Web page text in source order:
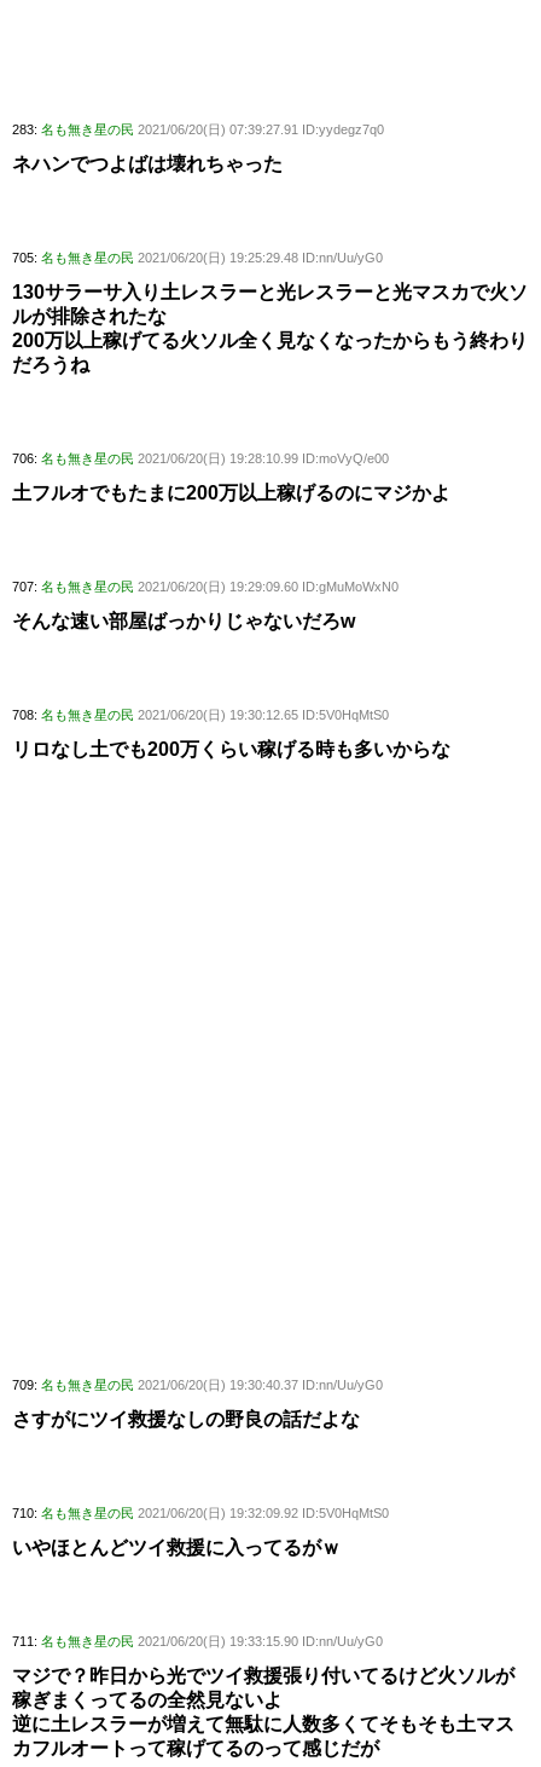
283: 名も無き星の民 2021/06/20(日) 07:39:27.91 ID:yydegz7q0
ネハンでつよばは壊れちゃった
705: 名も無き星の民 2021/06/20(日) 19:25:29.48 ID:nn/Uu/yG0
130サラーサ入り土レスラーと光レスラーと光マスカで火ソ
ルが排除されたな
200万以上稼げてる火ソル全く見なくなったからもう終わり
だろうね
706: 名も無き星の民 2021/06/20(日) 19:28:10.99 ID:moVyQ/e00
土フルオでもたまに200万以上稼げるのにマジかよ
707: 名も無き星の民 2021/06/20(日) 19:29:09.60 ID:gMuMoWxN0
そんな速い部屋ばっかりじゃないだろw
708: 名も無き星の民 2021/06/20(日) 19:30:12.65 ID:5V0HqMtS0
リロなし土でも200万くらい稼げる時も多いからな
709: 名も無き星の民 2021/06/20(日) 19:30:40.37 ID:nn/Uu/yG0
さすがにツイ救援なしの野良の話だよな
710: 名も無き星の民 2021/06/20(日) 19:32:09.92 ID:5V0HqMtS0
いやほとんどツイ救援に入ってるがｗ
711: 名も無き星の民 2021/06/20(日) 19:33:15.90 ID:nn/Uu/yG0
マジで？昨日から光でツイ救援張り付いてるけど火ソルが
稼ぎまくってるの全然見ないよ
逆に土レスラーが増えて無駄に人数多くてそもそも土マス
カフルオートって稼げてるのって感じだが